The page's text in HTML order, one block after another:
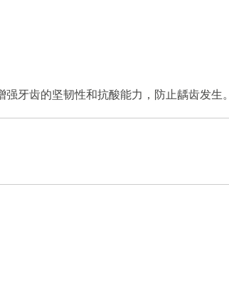
牙齿的坚韧性和抗酸能力，防止龋齿发生。